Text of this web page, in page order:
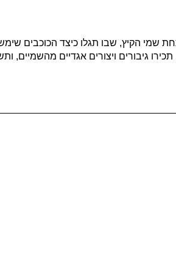
הקיץ, שבו תגלו כיצד הכוכבים
גיבורים ויצורים אגדיים מהשמיים,